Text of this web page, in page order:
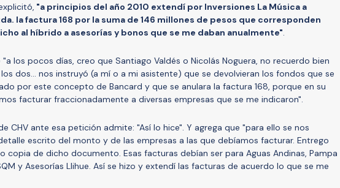
"a principios del año 2010 extendí por Inversiones La Música a
la factura 168 por la suma de 146 millones de pesos que corresponden
al híbrido a asesorías y bonos que se me daban anualmente".
"a los pocos días, creo que Santiago Valdés o Nicolás Noguera, no recuerdo bien
dos... nos instruyó (a mí o a mi asistente) que se devolvieran los fondos que se
por este concepto de Bancard y que se anulara la factura 168, porque en su
facturar fraccionadamente a diversas empresas que se me indicaron".
CHV ante esa petición admite: "Así lo hice". Y agrega que "para ello se nos
escrito del monto y de las empresas a las que debíamos facturar. Entrego
copia de dicho documento. Esas facturas debían ser para Aguas Andinas, Pampa
y Asesorías Llihue. Así se hizo y extendí las facturas de acuerdo lo que se me